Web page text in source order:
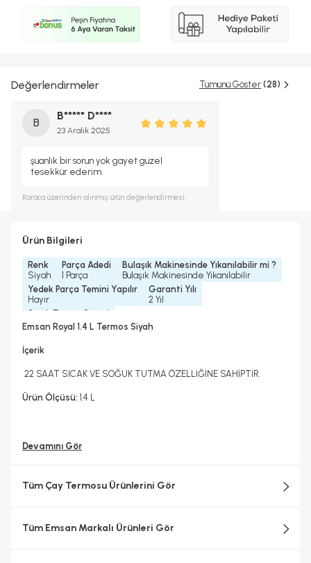
Değerlendirmeler Tümünü Göster (28)
B
B***** D****
23 Aralık 2025
şuanlık bir sorun yok gayet guzel
tesekkür ederim
Karaca üzerinden alınmış ürün değerlendirmesi.
Ürün Bilgileri
Renk
Siyah
Parça Adedi
1 Parça
Bulaşık Makinesinde Yıkanılabilir mi ?
Bulaşık Makinesinde Yıkanılabilir
Yedek Parça Temini Yapılır
Hayır
Garanti Yılı
2 Yıl
Sıcak Tutma Süresi
12 Saat
Emsan Royal 1.4 L Termos Siyah
İçerik
22 SAAT SICAK VE SOĞUK TUTMA ÖZELLİĞİNE SAHİPTİR.
Ürün Ölçüsü: 1.4 L
Devamını Gör
Tüm Çay Termosu Ürünlerini Gör
Tüm Emsan Markalı Ürünleri Gör